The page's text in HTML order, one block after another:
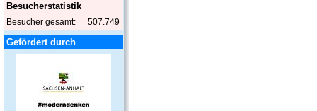
Besucherstatistik
Besucher gesamt: 507.749
Gefördert durch